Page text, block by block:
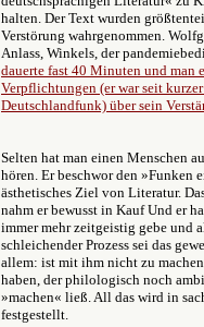
halten. Der Text wurden
Verstörung wahrgenommen.
Anlass, Winkels, der
dauerte fast 40 Minuten und man
Verpflichtungen (er war seit
Deutschlandfunk) über sein
Selten hat man einen Menschen
hören. Er beschwor den »Funken
ästhetisches Ziel von Literatur.
nahm er bewusst in Kauf Und er
immer mehr zeitgeistig gebe und
schleichender Prozess sei das
allem: ist mit ihm nicht zu
haben, der philologisch noch
»machen« ließ. All das wird in
festgestellt.